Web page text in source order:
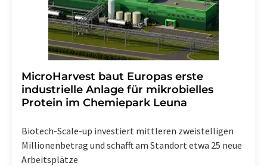
MicroHarvest baut Europas erste
industrielle Anlage für mikrobielles
Protein im Chemiepark Leuna
Biotech-Scale-up investiert mittleren zweistelligen
Millionenbetrag und schafft am Standort etwa 25 neue
Arbeitsplätze